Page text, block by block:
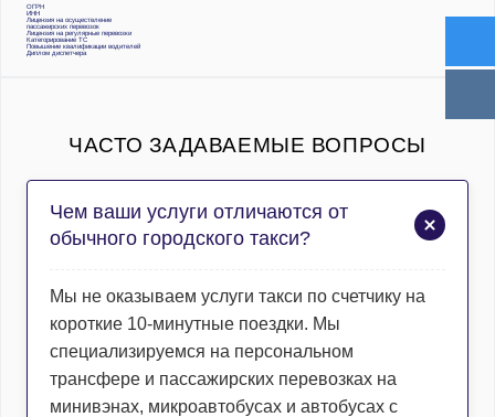
ОГРН
ИНН
Лицензия на осуществление
пассажирских перевозок
Лицензия на регулярные перевозки
Категорирование ТС
Повышение квалификации водителей
Диплом диспетчера
ЧАСТО ЗАДАВАЕМЫЕ ВОПРОСЫ
Чем ваши услуги отличаются от
обычного городского такси?
Мы не оказываем услуги такси по счетчику на
короткие 10-минутные поездки. Мы
специализируемся на персональном
трансфере и пассажирских перевозках на
минивэнах, микроавтобусах и автобусах с